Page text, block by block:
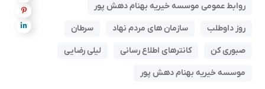
روابط عمومی موسسه خیریه بهنام دهش پور
روز داوطلب
سازمان های مردم نهاد
سرطان
صبوری کن
کانترهای اطلاع رسانی
لیلی رضایی
موسسه خیریه بهنام دهش پور